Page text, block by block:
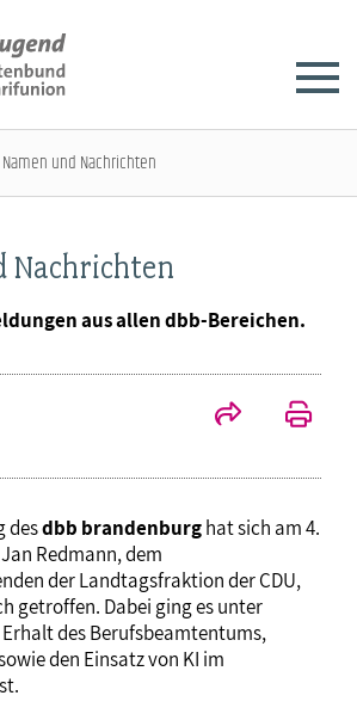
Namen und Nachrichten
Nachrichten
aus allen dbb-Bereichen.
desdbb brandenburghat sich am 4.
Redmann, dem
der Landtagsfraktion der CDU,
getroffen. Dabei ging es unter
des Berufsbeamtentums,
den Einsatz von KI im